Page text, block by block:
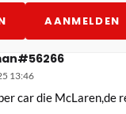
AANMELDEN
13:46
car die McLaren,de